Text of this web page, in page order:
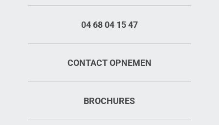
04 68 04 15 47
CONTACT OPNEMEN
BROCHURES